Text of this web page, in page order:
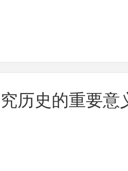
究历史的重要